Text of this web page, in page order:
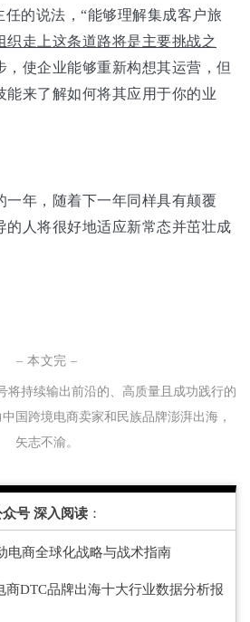
的说法，“能够理解集成客户旅
织走上这条道路将是主要挑战之
，使企业能够重新构想其运营，但
能来了解如何将其应用于你的业
一年，随着下一年同样具有颠覆
的人将很好地适应新常态并茁壮成
– 本文完 –
将持续输出前沿的、 高 质量 且 成功践行的
国跨境电商卖家和民族品牌澎湃出海，
矢志不渝。
号 深入阅读 ：
电商全球化战略与战术指南
商DTC品牌出海十大行业数据分析报